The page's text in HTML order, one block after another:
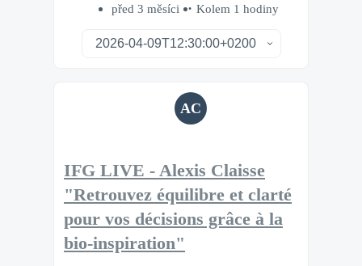
před 3 měsíci Kolem 1 hodiny
AC
IFG LIVE - Alexis Claisse
"Retrouvez équilibre et clarté
pour vos décisions grâce à la
bio‑inspiration"